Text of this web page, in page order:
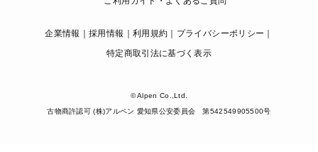
企業情報 採用情報 利用規約
プライバシーポリシー
特定商取引法に基づく表示
© Alpen Co.,Ltd.
古物商許認可 (株)アルペン 愛知県公安委員会 第542549905500号